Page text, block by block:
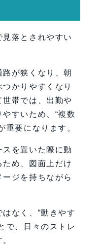
落とされやすい
が狭くなり、朝
かりやすくなり
世帯では、出勤や
すいため、“複数
重要になります。
を置いた際に動
め、図面上だけ
ジを持ちながら
なく、“動きやす
で、日々のストレ